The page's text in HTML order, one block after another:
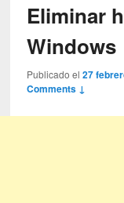
Eliminar
Windows
Publicado el27
Comments ↓